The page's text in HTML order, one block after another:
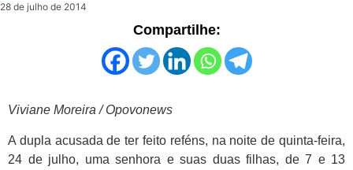
28 de julho de 2014
Compartilhe:
Viviane Moreira / Opovonews
A dupla acusada de ter feito reféns, na noite de quinta-feira,
24 de julho, uma senhora e suas duas filhas, de 7 e 13